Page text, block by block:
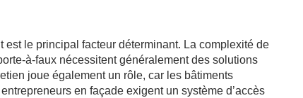
le principal facteur déterminant. La complexité de
à-faux nécessitent généralement des solutions
joue également un rôle, car les bâtiments
en façade exigent un système d’accès